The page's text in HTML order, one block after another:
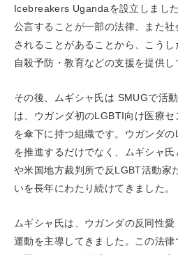
Icebreakers Ugandaを設立しまし
公言することが一部の法律、また
されることがあることから、こうし
自殺予防・教育などの支援を提供し
その後、ムギシャ氏は SMUGで活
は、ウガンダ初のLGBTI向け医療
を傘下に持つ組織です。ウガンダ
を推進するだけでなく、ムギシャ
や米国地方裁判所で反LGBT活動家
いを長年にわたり続けてきました。
ムギシャ氏は、ウガンダの反同性
運動を主導してきました。この法